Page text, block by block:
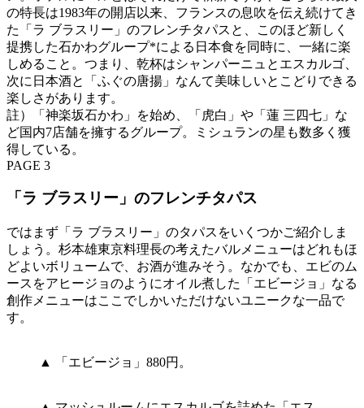
の特長は1983年の開店以来、フランスの息吹を伝え続けてき
た「ラ ブラスリー」のフレンチタパスと、このほど新しく
提携した石かわグループ*による日本食を同時に、一緒に楽
しめること。つまり、乾杯はシャンパーニュとエスカルゴ、
次に日本酒と「ふぐの唐揚」なんて美味しいとこどりできる
楽しさがあります。
註）「神楽坂石かわ」を始め、「虎白」や「蓮 三四七」な
ど国内7店舗を擁するグループ。ミシュランの星も数多く獲
得している。
PAGE 3
「ラ ブラスリー」のフレンチタパス
ではまず「ラ ブラスリー」のタパスをいくつかご紹介しま
しょう。杉本雄東京料理長の考えたバルメニューはどれもほ
どよいボリュームで、お酒が進みそう。なかでも、エビのム
ースをアヒージョのようにオイル煮した「エビージョ」なる
創作メニューはここでしかいただけないユニークな一品で
す。
▲ 「エビージョ」880円。